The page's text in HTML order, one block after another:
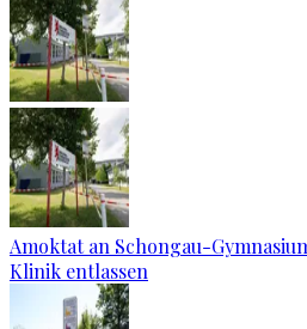
Amoktat an Schongau-
Klinik entlassen